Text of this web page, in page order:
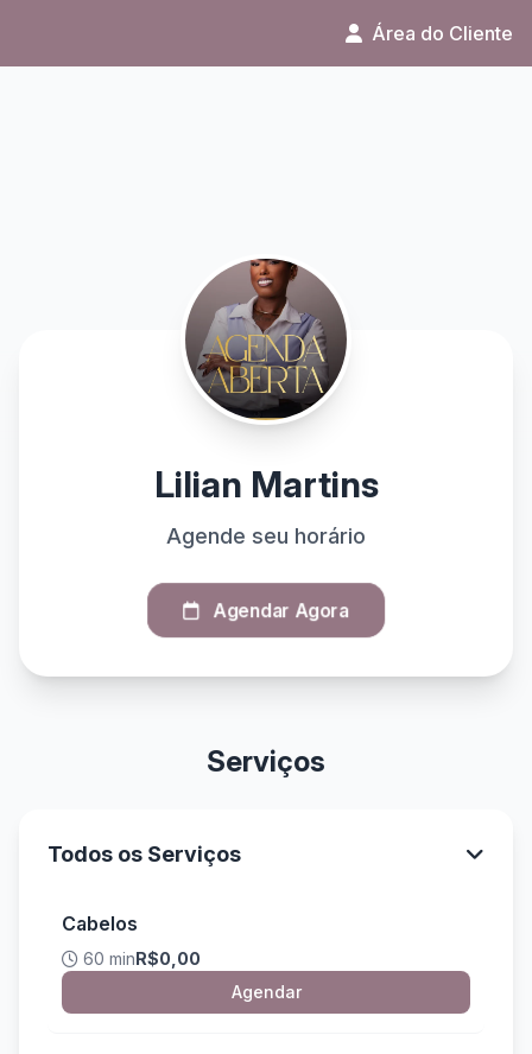
Área do Cliente
Lilian Martins
Agende seu horário
Agendar Agora
Serviços
Todos os Serviços
Cabelos
60 minR$0,00
Agendar